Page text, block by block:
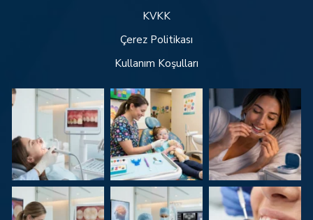
KVKK
Çerez Politikası
Kullanım Koşulları